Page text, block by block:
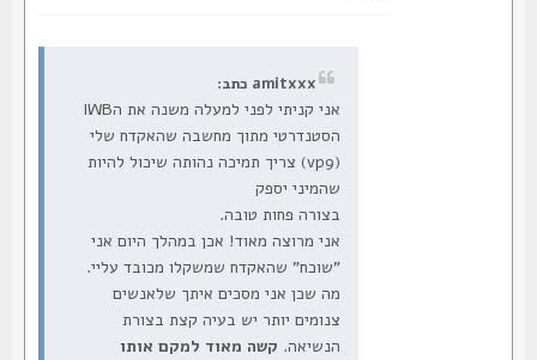
amitxxx כתב:
אני קניתי לפני למעלה משנה את הIWB
הסטנדרטי מתוך מחשבה שהאקדח שלי
(vp9) צריך תמיכה נהותה שיכול להיות
שהמיני יספק
בצורה פחות טובה.
אני מרוצה מאוד! אכן במהלך היום אני
"שוכח" שהאקדח שמשקלו מכובד עליי.
מה שכן אני מסכים איתך שלאנשים
צנומים יותר יש בעיה קצת בצורת
הנשיאה.קשה מאוד למקם אותו